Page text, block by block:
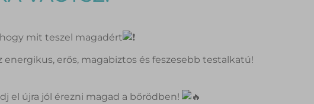
mit teszel magadért
energikus, erős, magabiztos és feszesebb testalkatú!
el újra jól érezni magad a bőrödben!